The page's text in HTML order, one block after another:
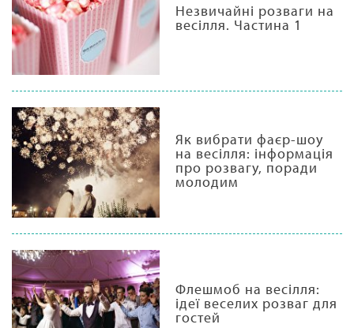
Незвичайні розваги на
весілля. Частина 1
Як вибрати фаєр-шоу
на весілля: інформація
про розвагу, поради
молодим
Флешмоб на весілля:
ідеї веселих розваг для
гостей